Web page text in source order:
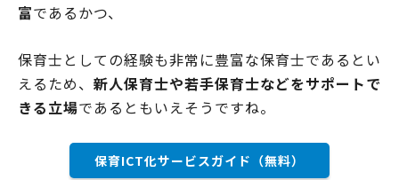
富であるかつ、
保育士としての経験も非常に豊富な保育士であるとい
えるため、 新人保育士や若手保育士などをサポートで
きる立場であるともいえそうですね。
保育ICT化サービスガイド（無料）